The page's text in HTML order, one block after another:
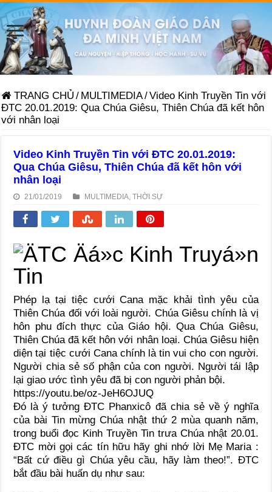
TRANG CHỦ / MULTIMEDIA/Video Kinh Truyền Tin với
ĐTC 20.01.2019: Qua Chúa Giêsu, Thiên Chúa đã kết hôn
với nhân loại
Video Kinh Truyền Tin với ĐTC 20.01.2019:
Qua Chúa Giêsu, Thiên Chúa đã kết hôn với
nhân loại
21/01/2019 MULTIMEDIA ,THỜI SỰ
Phép lạ tại tiệc cưới Cana mặc khải tình yêu của
Thiên Chúa đối với loài người. Chúa Giêsu chính là vị
hôn phu đích thực của Giáo hội. Qua Chúa Giêsu,
Thiên Chúa đã kết hôn với nhân loại. Chúa Giêsu hiện
diện tại tiệc cưới Cana chính là tin vui cho con người.
Người chia sẻ số phận của con người. Người tái lập
lại giao ước tình yêu đã bị con người phản bội.
https://youtu.be/oz-JeH6OJUQ
Đó là ý tưởng ĐTC Phanxicô đã chia sẻ về ý nghĩa
của bài Tin mừng Chúa nhật thứ 2 mùa quanh năm,
trong buổi đọc Kinh Truyền Tin trưa Chúa nhật 20.01.
ĐTC mời gọi các tín hữu hãy ghi nhớ lời Mẹ Maria :
“Bất cứ điều gì Chúa yêu cầu, hãy làm theo!”. ĐTC
bắt đầu bài huấn dụ như sau: